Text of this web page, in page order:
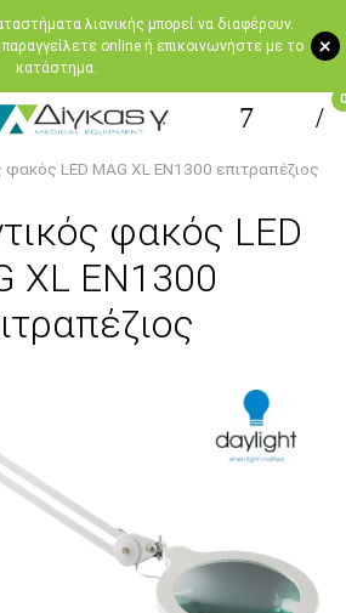
+
λιανικής μπορεί να διαφέρουν.
online ή επικοινωνήστε με το
κατάστημα.
0
LED MAG XL EN1300 επιτραπέζιος
φακός LED
XL EN1300